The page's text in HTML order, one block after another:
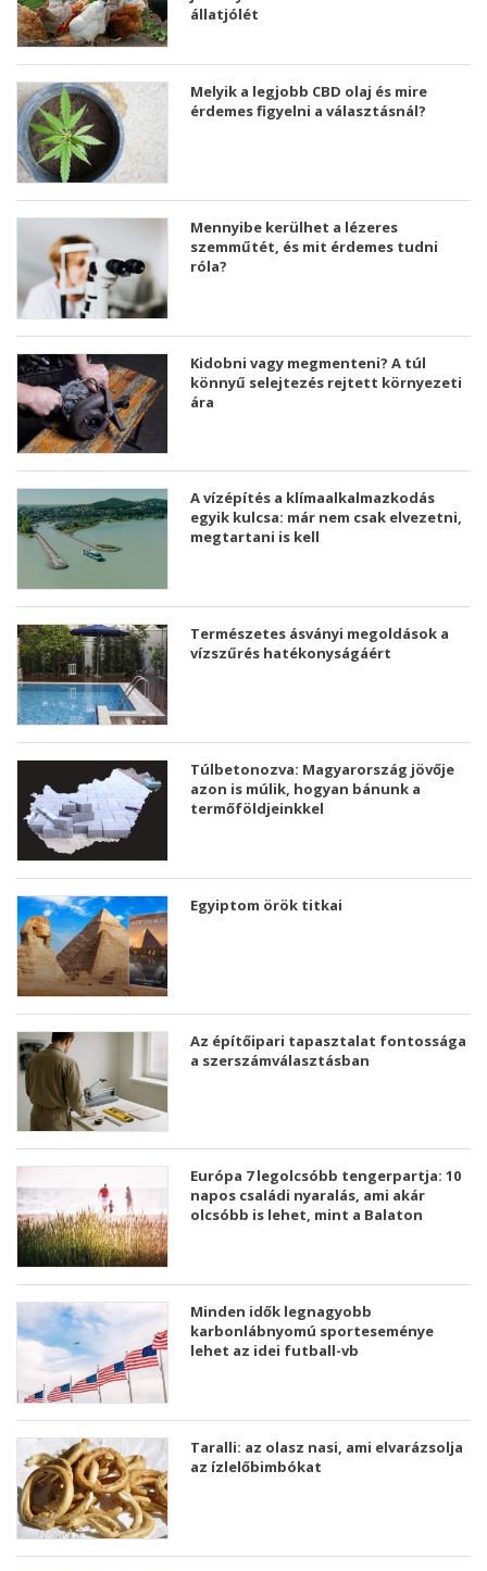
állatjólét
Melyik a legjobb CBD olaj és mire
érdemes figyelni a választásnál?
Mennyibe kerülhet a lézeres
szemműtét, és mit érdemes tudni
róla?
Kidobni vagy megmenteni? A túl
könnyű selejtezés rejtett környezeti
ára
A vízépítés a klímaalkalmazkodás
egyik kulcsa: már nem csak elvezetni,
megtartani is kell
Természetes ásványi megoldások a
vízszűrés hatékonyságáért
Túlbetonozva: Magyarország jövője
azon is múlik, hogyan bánunk a
termőföldjeinkkel
Egyiptom örök titkai
Az építőipari tapasztalat fontossága
a szerszámválasztásban
Európa 7 legolcsóbb tengerpartja: 10
napos családi nyaralás, ami akár
olcsóbb is lehet, mint a Balaton
Minden idők legnagyobb
karbonlábnyomú sporteseménye
lehet az idei futball-vb
Taralli: az olasz nasi, ami elvarázsolja
az ízlelőbimbókat